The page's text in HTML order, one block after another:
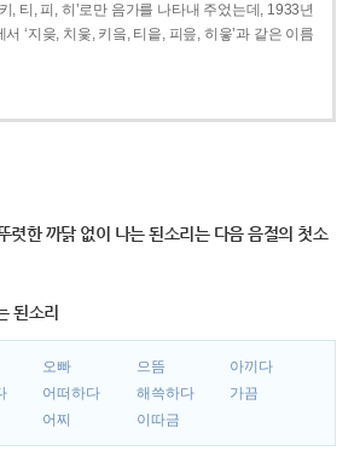
키, 티, 피, 히’로만 음가를 나타내 주었는데, 1933년
서 ‘지읒, 치읓, 키읔, 티읕, 피읖, 히읗’과 같은 이름
렷한 까닭 없이 나는 된소리는 다음 음절의 첫소
된소리
오빠 으뜸
아끼다
어떠하다 해쓱하다
가끔
어찌 이따금